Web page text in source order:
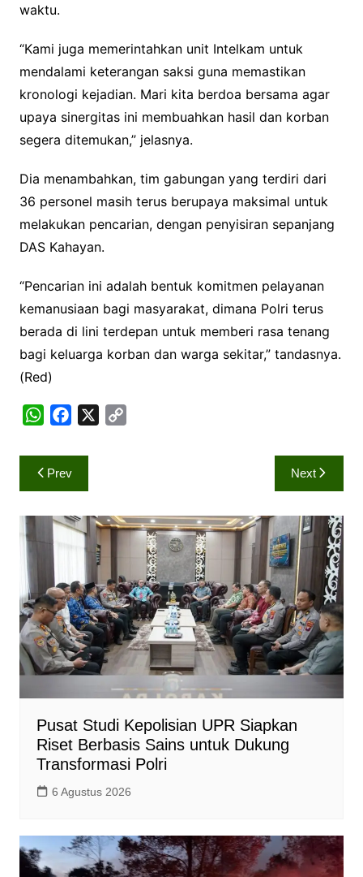
waktu.
“Kami juga memerintahkan unit Intelkam untuk
mendalami keterangan saksi guna memastikan
kronologi kejadian. Mari kita berdoa bersama agar
upaya sinergitas ini membuahkan hasil dan korban
segera ditemukan,” jelasnya.
Dia menambahkan, tim gabungan yang terdiri dari
36 personel masih terus berupaya maksimal untuk
melakukan pencarian, dengan penyisiran sepanjang
DAS Kahayan.
“Pencarian ini adalah bentuk komitmen pelayanan
kemanusiaan bagi masyarakat, dimana Polri terus
berada di lini terdepan untuk memberi rasa tenang
bagi keluarga korban dan warga sekitar,” tandasnya.
(Red)
W
a
t
A
p
c
e
o
i
Navigasi
pos
Prev Next
Pusat Studi Kepolisian UPR Siapkan
Riset Berbasis Sains untuk Dukung
Transformasi Polri
6 Agustus 2026